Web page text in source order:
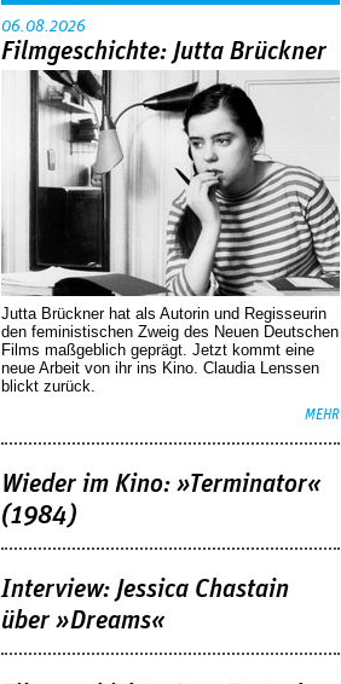
06.08.2026
Filmgeschichte: Jutta Brückner
Jutta Brückner hat als Autorin und Regisseurin
den feministischen Zweig des Neuen Deutschen
Films maßgeblich geprägt. Jetzt kommt eine
neue Arbeit von ihr ins Kino. Claudia Lenssen
blickt zurück.
MEHR
Wieder im Kino: »Terminator«
(1984)
Interview: Jessica Chastain
über »Dreams«